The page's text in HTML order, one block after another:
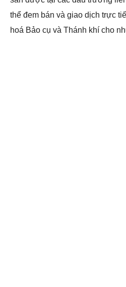
thể đem bán và giao dịch trực
hoá Bảo cụ và Thánh khí cho